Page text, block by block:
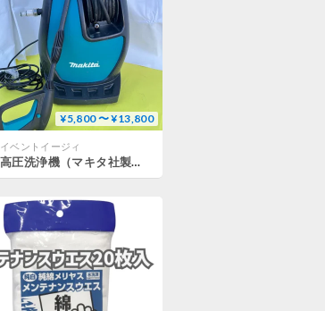
¥5,800 〜 ¥13,800
イベントイージィ
高圧洗浄機（マキタ社製）パイプクリーナー付レンタル【往復送料込】